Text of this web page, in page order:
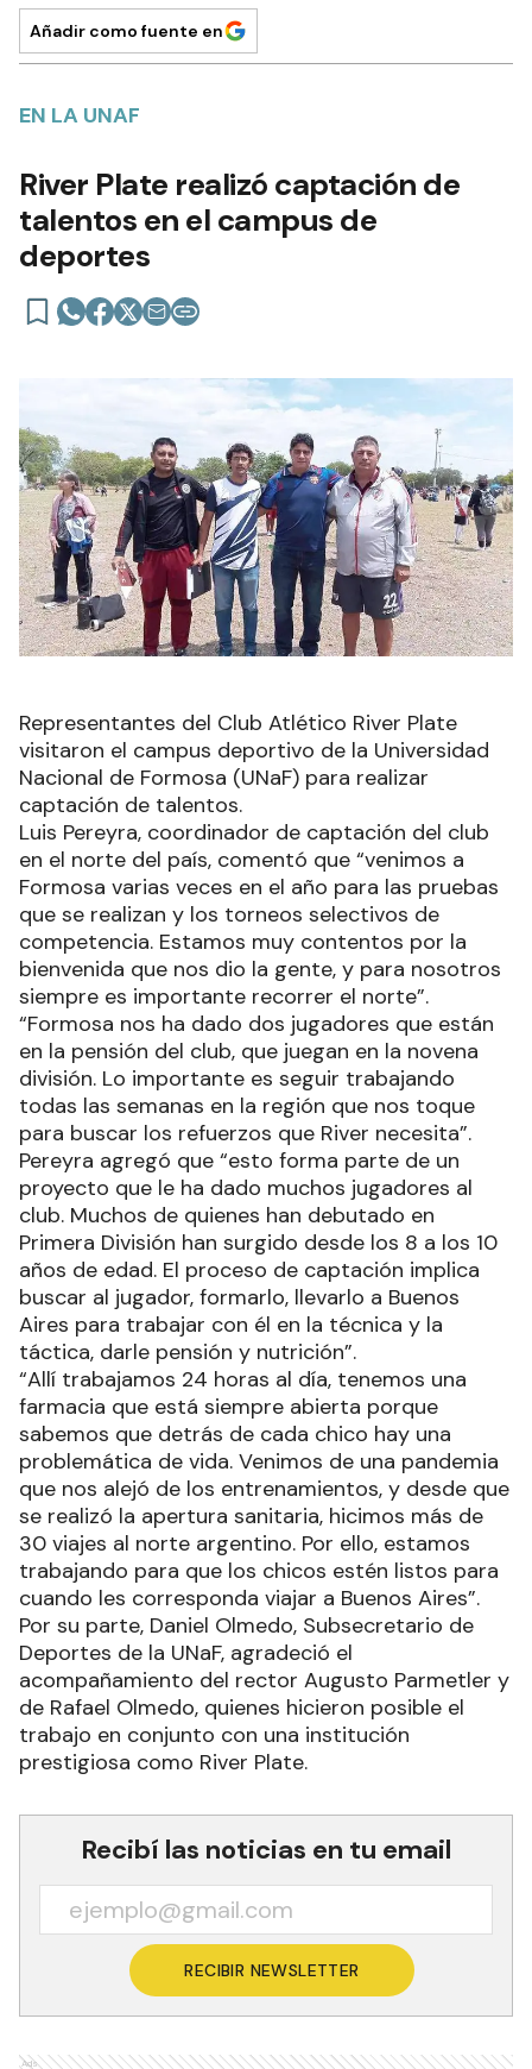
Añadir como fuente en
EN LA UNAF
River Plate realizó captación de
talentos en el campus de
deportes
Representantes del Club Atlético River Plate
visitaron el campus deportivo de la Universidad
Nacional de Formosa (UNaF) para realizar
captación de talentos.
Luis Pereyra, coordinador de captación del club
en el norte del país, comentó que “venimos a
Formosa varias veces en el año para las pruebas
que se realizan y los torneos selectivos de
competencia. Estamos muy contentos por la
bienvenida que nos dio la gente, y para nosotros
siempre es importante recorrer el norte”.
“Formosa nos ha dado dos jugadores que están
en la pensión del club, que juegan en la novena
división. Lo importante es seguir trabajando
todas las semanas en la región que nos toque
para buscar los refuerzos que River necesita”.
Pereyra agregó que “esto forma parte de un
proyecto que le ha dado muchos jugadores al
club. Muchos de quienes han debutado en
Primera División han surgido desde los 8 a los 10
años de edad. El proceso de captación implica
buscar al jugador, formarlo, llevarlo a Buenos
Aires para trabajar con él en la técnica y la
táctica, darle pensión y nutrición”.
“Allí trabajamos 24 horas al día, tenemos una
farmacia que está siempre abierta porque
sabemos que detrás de cada chico hay una
problemática de vida. Venimos de una pandemia
que nos alejó de los entrenamientos, y desde que
se realizó la apertura sanitaria, hicimos más de
30 viajes al norte argentino. Por ello, estamos
trabajando para que los chicos estén listos para
cuando les corresponda viajar a Buenos Aires”.
Por su parte, Daniel Olmedo, Subsecretario de
Deportes de la UNaF, agradeció el
acompañamiento del rector Augusto Parmetler y
de Rafael Olmedo, quienes hicieron posible el
trabajo en conjunto con una institución
prestigiosa como River Plate.
Recibí las noticias en tu email
RECIBIR NEWSLETTER
Ads